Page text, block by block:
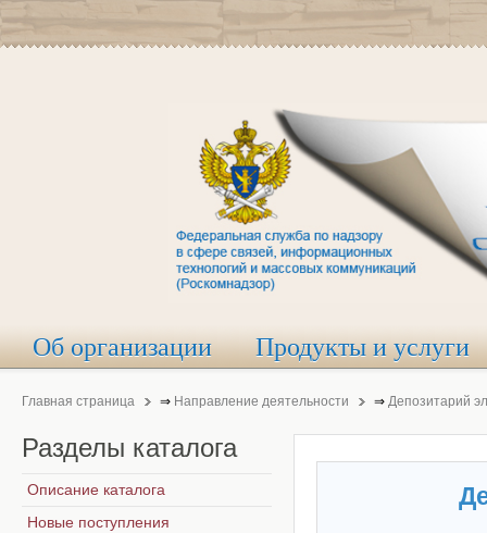
Об организации Продукты и услуги
Главная страница ⇒ Направление деятельности ⇒ Депозитарий
Разделы каталога
Описание каталога
Новые поступления